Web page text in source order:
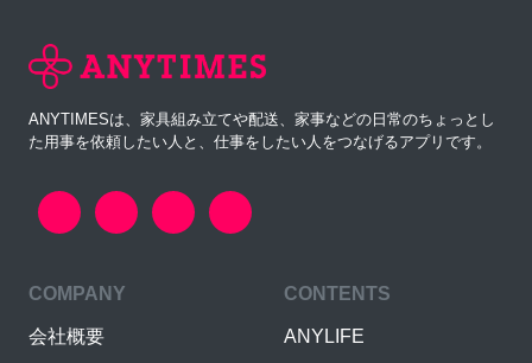
ANYTIMESは、家具組み立てや配送、家事などの日常のちょっとし
た用事を依頼したい人と、仕事をしたい人をつなげるアプリです。
COMPANY
会社概要
CONTENTS
ANYLIFE